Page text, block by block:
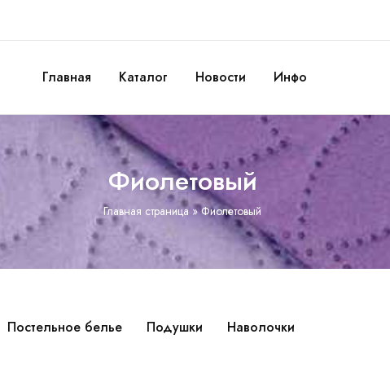
Главная Каталог Новости Инфо
Главная страница »Фиолетовый
Фиолетовый
Постельное белье Подушки Наволочки